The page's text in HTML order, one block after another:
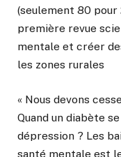
(seulement 80 pour
première revue
mentale et créer
les zones rurales
« Nous devons
Quand un diabète
dépression ? Les
santé mentale est